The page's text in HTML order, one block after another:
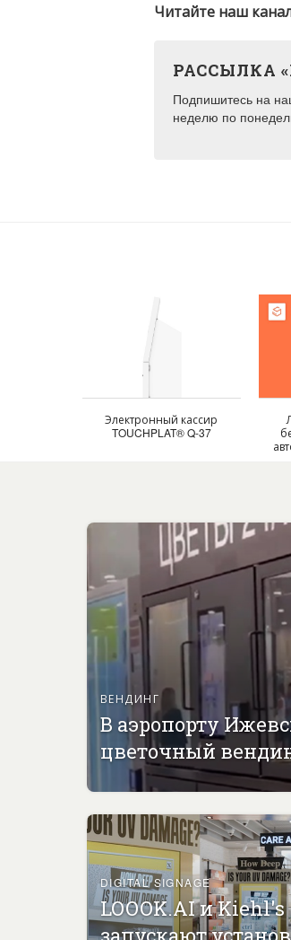
Читайте наш
РАССЫЛКА
Подпишитесь на
неделю по
Электронный кассир
TOUCHPLAT® Q-37
ВЕНДИНГ
В аэропорту
цветочный
DIGITAL SIGNAGE
LOOOK.AI и Kiehl's